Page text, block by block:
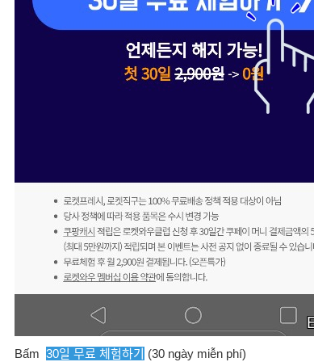
Bấm 30일 무료 체험하기 (30 ngày miễn phí)